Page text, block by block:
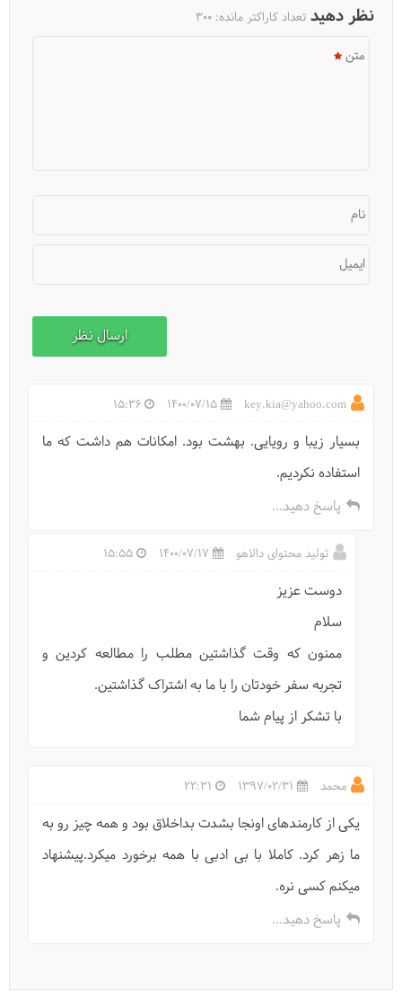
دریاچه نئور تا سوباتان کجاست؟
دریاچه نمک حوض سلطان و طغرود کجاست؟
نظر دهید تعداد کاراکتر مانده: 300
متن
نام
ایمیل
key.kia@yahoo.com
1400/07/15
15:36
بسیار زیبا و رویایی. بهشت بود. امکانات هم داشت که ما
استفاده نکردیم.
پاسخ دهید...
تولید محتوای دالاهو 1400/07/17
15:55
دوست عزیز
سلام
ممنون که وقت گذاشتین مطلب را مطالعه کردین و
تجربه سفر خودتان را با ما به اشتراک گذاشتین.
با تشکر از پیام شما
محمد 1397/02/31
22:31
یکی از کارمندهای اونجا بشدت بداخلاق بود و همه چیز رو به
ما زهر کرد. کاملا با بی ادبی با همه برخورد میکرد.پیشنهاد
میکنم کسی نره.
پاسخ دهید...